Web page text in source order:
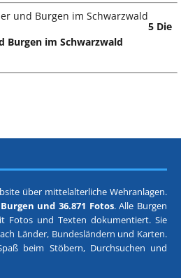
5 Die
Burgen im Schwarzwald
über mittelalterliche Wehranlagen.
und 36.871 Fotos. Alle Burgen
Fotos und Texten dokumentiert. Sie
Länder, Bundesländern und Karten.
beim Stöbern, Durchsuchen und